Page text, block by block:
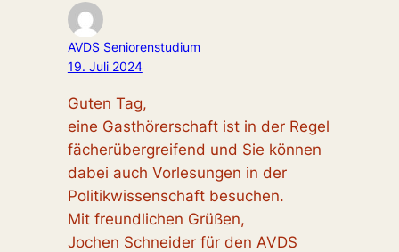
AVDS Seniorenstudium
19. Juli 2024
Guten Tag,
eine Gasthörerschaft ist in der Regel
fächerübergreifend und Sie können
dabei auch Vorlesungen in der
Politikwissenschaft besuchen.
Mit freundlichen Grüßen,
Jochen Schneider für den AVDS